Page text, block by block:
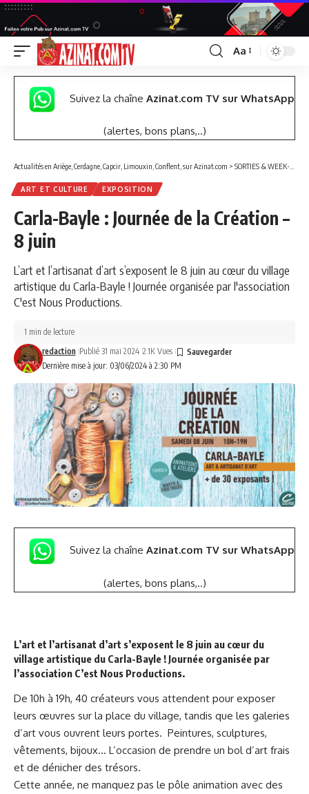
Font
Resizer
Aa
Suivez la chaîne Azinat.com TV sur WhatsApp
(alertes, bons plans,..)
Actualités en Ariège, Cerdagne, Capcir, Limouxin, Conflent, sur Azinat.com > SORTIES & WEEK-END
ART ET CULTURE EXPOSITION
Carla-Bayle : Journée de la Création –
8 juin
L’art et l’artisanat d’art s’exposent le 8 juin au cœur du village
artistique du Carla-Bayle ! Journée organisée par l'association
C'est Nous Productions.
Dernière mise à jour: 03/06/2024 à 2:30 PM
redaction Publié 31 mai 2024 2.1K Vues
1 min de lecture
Suivez la chaîne Azinat.com TV sur WhatsApp
(alertes, bons plans,..)
L’art et l’artisanat d’art s’exposent le 8 juin au cœur du
village artistique du Carla-Bayle ! Journée organisée par
l’association C’est Nous Productions.
De 10h à 19h, 40 créateurs vous attendent pour exposer
leurs œuvres sur la place du village, tandis que les galeries
d’art vous ouvrent leurs portes. Peintures, sculptures,
vêtements, bijoux… L’occasion de prendre un bol d’art frais
et de dénicher des trésors.
Cette année, ne manquez pas le pôle animation avec des